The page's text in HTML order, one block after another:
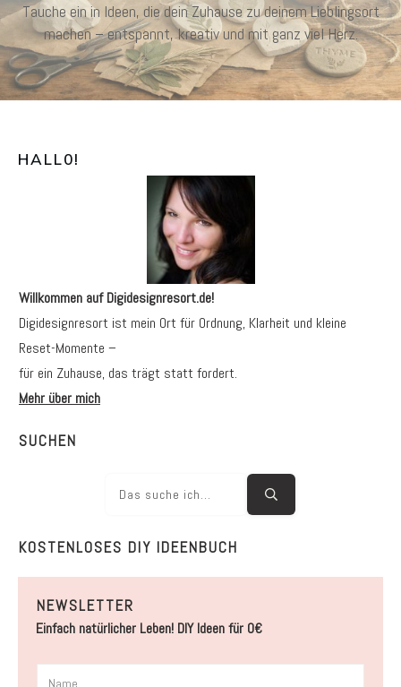
Tauche ein in Ideen, die dein Zuhause zu deinem Lieblingsort
machen – entspannt, kreativ und mit ganz viel Herz.
HALL0!
Willkommen auf Digidesignresort.de!
Digidesignresort ist mein Ort für Ordnung, Klarheit und kleine
Reset-Momente –
für ein Zuhause, das trägt statt fordert.
Mehr über mich
SUCHEN
KOSTENLOSES DIY IDEENBUCH
NEWSLETTER
Einfach natürlicher Leben! DIY Ideen für 0€